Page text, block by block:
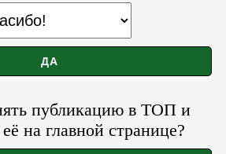
публикацию в ТОП и
на главной странице?